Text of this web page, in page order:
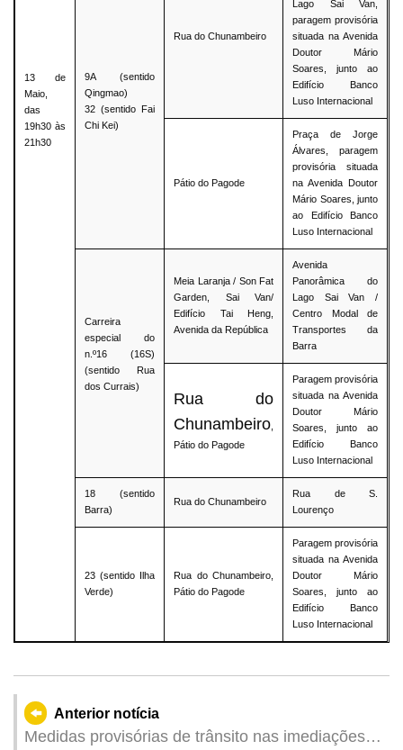
13 de
Maio,
das
19h30 às
21h30
9A (sentido
Qingmao)
32 (sentido Fai
Chi Kei)
Rua do Chunambeiro
Lago Sai Van,
paragem provisória
situada na Avenida
Doutor Mário
Soares, junto ao
Edifício Banco
Luso Internacional
Pátio do Pagode
Praça de Jorge
Álvares, paragem
provisória situada
na Avenida Doutor
Mário Soares, junto
ao Edifício Banco
Luso Internacional
Carreira
especial do
n.º16 (16S)
(sentido Rua
dos Currais)
Meia Laranja / Son Fat
Garden, Sai Van/
Edifício Tai Heng,
Avenida da República
Avenida
Panorâmica do
Lago Sai Van /
Centro Modal de
Transportes da
Barra
Rua do
Chunambeiro
Pátio do Pagode
Paragem provisória
situada na Avenida
Doutor Mário
Soares, junto ao
Edifício Banco
Luso Internacional
18 (sentido
Barra)
Rua do Chunambeiro
Rua de S.
Lourenço
23 (sentido Ilha
Verde)
Rua do Chunambeiro,
Pátio do Pagode
Paragem provisória
situada na Avenida
Doutor Mário
Soares, junto ao
Edifício Banco
Luso Internacional
Anterior notícia
Medidas provisórias de trânsito nas imediações